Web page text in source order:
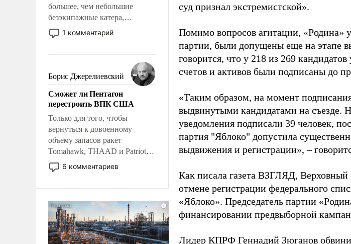
большее, чем небольшие
безэкипажные катера,
применение которых уже
стало обыденностью. Задача по
сложна и амбициозна. Однако
и ее реализация радикально
поднимет наши боевые
возможности.
1 комментарий
Борис Джерелиевский
Сможет ли Пентагон
перестроить ВПК США
Только для того, чтобы
вернуться к довоенному
объему запасов ракет
Tomahawk, THAAD и Patriot
США потребуется более трех
лет. Даже небольшая война с
Сложившаяся ситуация
означает многолетний период
уязвимости США, например,
перед Китаем.
6 комментариев
суд признал экстремистской».
Помимо вопросов агитации, «Родина»
партии, были допущены еще на этапе
говорится, что у 218 из 269
счетов и активов были подписаны до
«Таким образом, на момент
выдвинутыми кандидатами на съезде.
уведомления подписали 39 человек,
партия "Яблоко" допустила
выдвижения и регистрации», –
Как писала газета ВЗГЛЯД, Верховный
отмене регистрации федерального
«Яблоко». Председатель партии
финансировании предвыборной
Лидер КПРФ Геннадий Зюганов